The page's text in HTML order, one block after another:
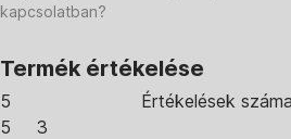
kapcsolatban?
Termék értékelése
5 Értékelések száma
5
3